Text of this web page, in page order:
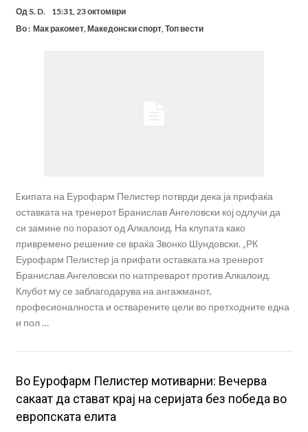
Од S. D.
15:31, 23 октомври
Во : Мак ракомет, Македонски спорт, Топ вести
Eкипата на Еурофарм Пелистер потврди дека ја прифаќа
оставката на тренерот Бранислав Ангеловски кој одлучи да
си замине по поразот од Алкалоид. На клупата како
привремено решение се враќа Звонко Шундовски. „РК
Еурофарм Пелистер ја прифати оставката на тренерот
Бранислав Ангеловски по натпреварот против Алкалоид.
Клубот му се заблагодарува на ангажманот,
професионалноста и остварените цели во претходните една
и пол …
Во Еурофарм Пелистер мотиварни: Вечерва
сакаат да стават крај на серијата без победа во
европската елита